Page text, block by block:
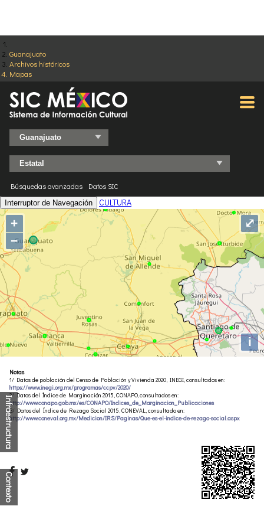
Guanajuato
Archivos históricos
Mapas
Búsquedas avanzadas Datos SIC
Interruptor de Navegación CULTURA
+
−
i
⤢
Notas
1/ Datos de población del Censo de Población y Vivienda 2020, INEGI, consultados en:
https://www.inegi.org.mx/programas/ccpv/2020/
2/ Datos del Índice de Marginación 2015, CONAPO, consultados en:
http://www.conapo.gob.mx/es/CONAPO/Indices_de_Marginacion_Publicaciones
3/ Datos del Índice de Rezago Social 2015, CONEVAL, consultado en:
http://www.coneval.org.mx/Medicion/IRS/Paginas/Que-es-el-indice-de-rezago-social.aspx
Contexto
Infraestructura